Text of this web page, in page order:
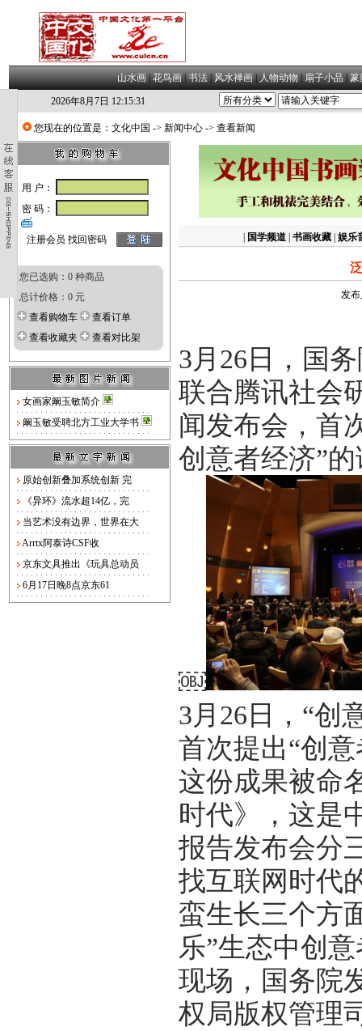
山水画|花鸟画|书法|风水禅画|人物动物|扇子小品|篆
2026年8月7日 12:15:32
您现在的位置是： 文化中国 -> 新闻中心 -> 查看新闻
用 户：
密 码：
注册会员 找回密码
您已选购：0 种商品
总计价格：0 元
查看购物车
查看订单
查看收藏夹
查看对比架
女画家阚玉敏简介
阚玉敏受聘北方工业大学书
原始创新叠加系统创新 完
《异环》流水超14亿，完
当艺术没有边界，世界在大
Arrtx阿泰诗CSF收
京东文具推出《玩具总动员
6月17日晚8点京东61
国学频道 书画收藏 娱乐
发布
3月26日，国
联合腾讯社会
闻发布会，首
创意者经济”
￼
3月26日，“创
首次提出“创
这份成果被命
时代》，这是
报告发布会分
找互联网时代
蛮生长三个方
乐”生态中创
现场，国务院
权局版权管理